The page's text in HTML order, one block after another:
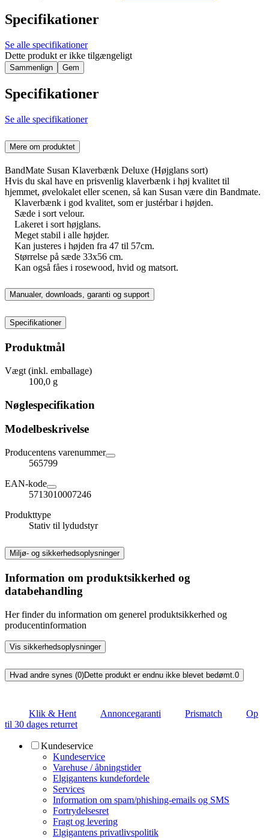
Specifikationer
Se alle specifikationer
Dette produkt er ikke tilgængeligt
Sammenlign Gem
Specifikationer
Se alle specifikationer
Mere om produktet
BandMate Susan Klaverbænk Deluxe (Højglans sort)
Hvis du skal have en prisvenlig klaverbænk i høj kvalitet til
hjemmet, øvelokalet eller scenen, så kan Susan være din Bandmate.
Klaverbænk i god kvalitet, som er justérbar i højden.
Sæde i sort velour.
Lakeret i sort højglans.
Meget stabil i alle højder.
Kan justeres i højden fra 47 til 57cm.
Størrelse på sæde 33x56 cm.
Kan også fåes i rosewood, hvid og matsort.
Manualer, downloads, garanti og support
Specifikationer
Produktmål
Vægt (inkl. emballage)
100,0 g
Nøglespecifikation
Modelbeskrivelse
Producentens varenummer
565799
EAN-kode
5713010007246
Produkttype
Stativ til lydudstyr
Miljø- og sikkerhedsoplysninger
Information om produktsikkerhed og
databehandling
Her finder du information om generel produktsikkerhed og
producentinformation
Vis sikkerhedsoplysninger
Hvad andre synes (0)Dette produkt er endnu ikke blevet bedømt. 0
Klik & Hent Annoncegaranti Prismatch
Op
til 30 dages returret
Kundeservice
Kundeservice
Varehuse / åbningstider
Elgigantens kundefordele
Services
Information om spam/phishing-emails og SMS
Fortrydelsesret
Fragt og levering
Elgigantens privatlivspolitik